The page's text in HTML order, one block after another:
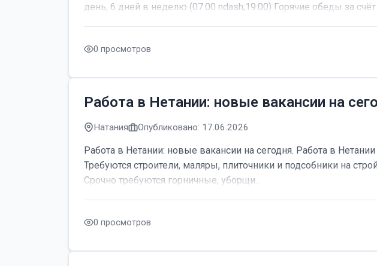
день, 6 дней в неделю (07:00 ndash;19:00) Горячие обеды за
0 просмотров
Работа в Нетании: новые вакансии на
Натания Опубликовано: 17.06.2026
Работа в Нетании: новые вакансии на сегодня. Работа в
Требуются строители, маляры, плиточники и подсобники на
Срочно требуются горничные, уборщи...
0 просмотров